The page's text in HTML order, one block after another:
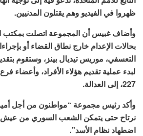
ظهروا في الفيديو وهم يقتلون المدنيين.
وأضاف غبيس أن المجموعة اتصلت بمكتب
بحالات الإعدام خارج نطاق القضاء أو
التعسفي، موريس تيديال بينز، وستقوم
لبدء عملية تقديم هؤلاء الأفراد، وأعضاء
227، إلى العدالة.
وأكد رئيس مجموعة “مواطنون من أجل
نرتاح حتى يتمكن الشعب السوري من عيش
اضطهاد نظام الأسد”.